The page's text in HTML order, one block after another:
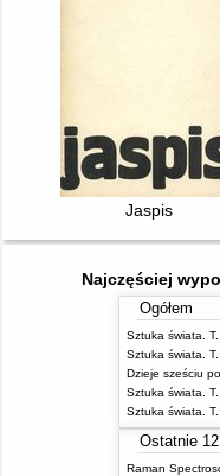
Jaspis
Najczęściej
Ogółem
Sztuka świata. T.
Sztuka świata. T.
Dzieje sześciu
Sztuka świata. T.
Sztuka świata.
Ostatnie